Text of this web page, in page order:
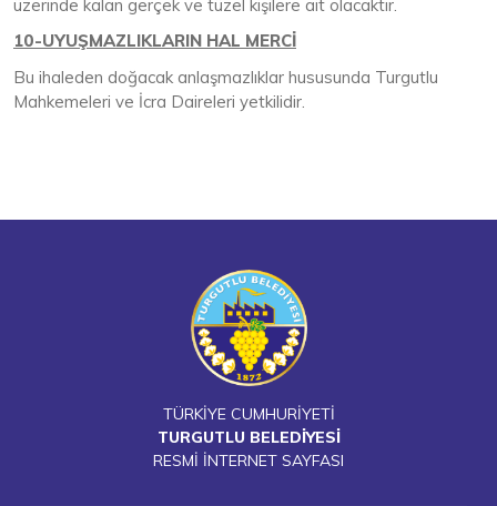
üzerinde kalan gerçek ve tüzel kişilere ait olacaktır.
10-UYUŞMAZLIKLARIN HAL MERCİ
Bu ihaleden doğacak anlaşmazlıklar hususunda Turgutlu
Mahkemeleri ve İcra Daireleri yetkilidir.
TÜRKİYE CUMHURİYETİ
TURGUTLU BELEDİYESİ
RESMİ İNTERNET SAYFASI